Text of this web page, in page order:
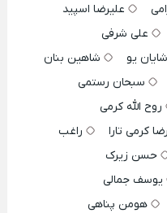
علیرضا اسپید
علی شرفی
شایان یو
شاهین بنان
سبحان رستمی
روح الله کرمی
رضا کرمی تارا
راغب
حسن زیرک
یوسف جمالی
هومن پناهی